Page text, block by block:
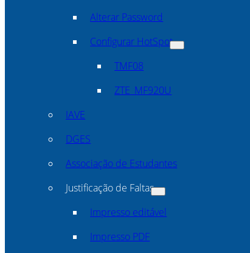
Alterar Password
Configurar HotSpot
TMF08
ZTE_MF920U
IAVE
DGES
Associação de Estudantes
Justificação de Faltas
Impresso editável
Impresso PDF